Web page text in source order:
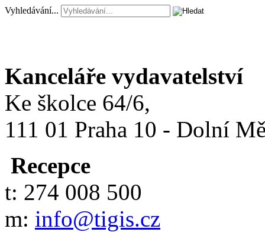
Vyhledávání...
Kanceláře vydavatelství
Ke školce 64/6,
111 01 Praha 10 - Dolní
Recepce
t: 274 008 500
m: info@tigis.cz